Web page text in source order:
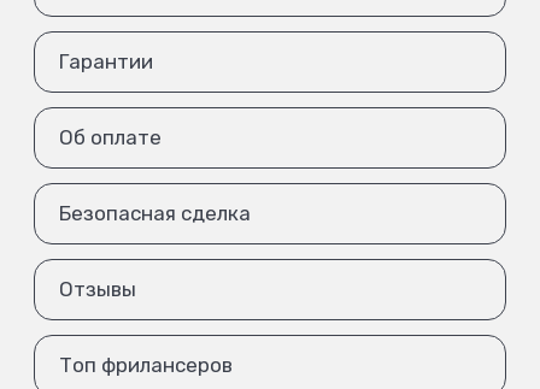
Гарантии
Об оплате
Безопасная сделка
Отзывы
Топ фрилансеров